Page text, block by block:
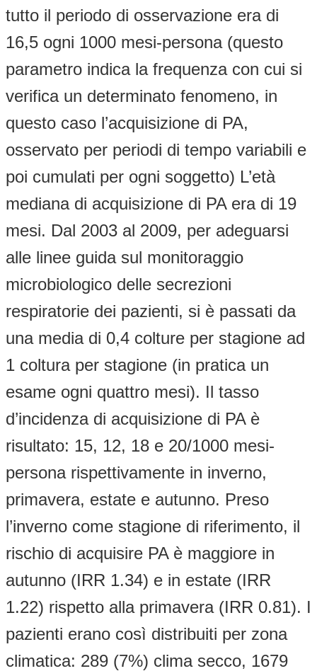
tutto il periodo di osservazione era di
16,5 ogni 1000 mesi-persona (questo
parametro indica la frequenza con cui si
verifica un determinato fenomeno, in
questo caso l’acquisizione di PA,
osservato per periodi di tempo variabili e
poi cumulati per ogni soggetto) L’età
mediana di acquisizione di PA era di 19
mesi. Dal 2003 al 2009, per adeguarsi
alle linee guida sul monitoraggio
microbiologico delle secrezioni
respiratorie dei pazienti, si è passati da
una media di 0,4 colture per stagione ad
1 coltura per stagione (in pratica un
esame ogni quattro mesi). Il tasso
d’incidenza di acquisizione di PA è
risultato: 15, 12, 18 e 20/1000 mesi-
persona rispettivamente in inverno,
primavera, estate e autunno. Preso
l’inverno come stagione di riferimento, il
rischio di acquisire PA è maggiore in
autunno (IRR 1.34) e in estate (IRR
1.22) rispetto alla primavera (IRR 0.81). I
pazienti erano così distribuiti per zona
climatica: 289 (7%) clima secco, 1679